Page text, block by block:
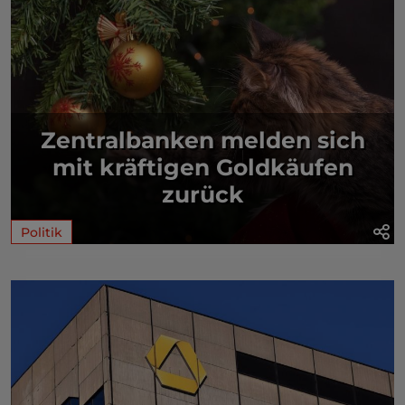
Zentralbanken melden sich
mit kräftigen Goldkäufen
zurück
Politik